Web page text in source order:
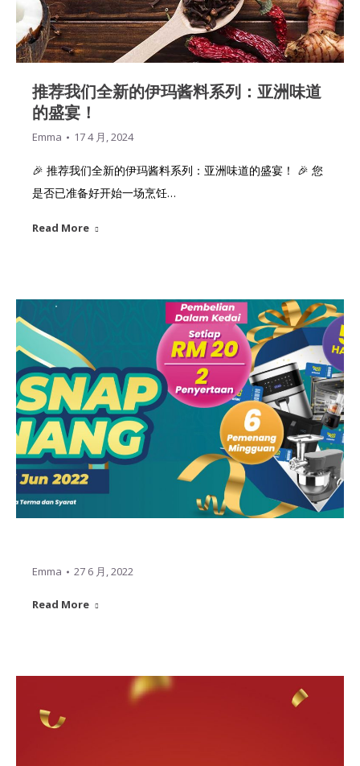
推荐我们全新的伊玛酱料系列：亚洲味道
的盛宴！
Emma 17 4 月, 2024
🎉 推荐我们全新的伊玛酱料系列：亚洲味道的盛宴！ 🎉 您
是否已准备好开始一场烹饪…
Read More
Emma 27 6 月, 2022
Read More